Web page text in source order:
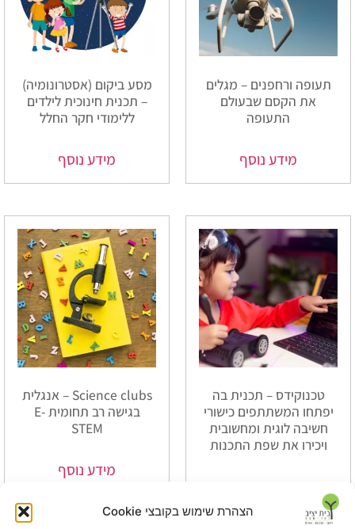
הצהרת שימוש בקובצי Cookie
תעופה ורחפנים – מגלים
את הקסם שבעולם
התעופה
מידע נוסף
מסע ביקום (אסטרונומיה)
– תכנית חינוכית לילדים
ללימודי חקר החלל
מידע נוסף
טכנוקידס – תכנית בה
יפתחו המשתתפים כישורי
חשיבה לוגית ומחשובית
ויכירו את שפת התכנות
Science clubs – אנגלית
בגישה רב תחומית E-
STEM
מידע נוסף